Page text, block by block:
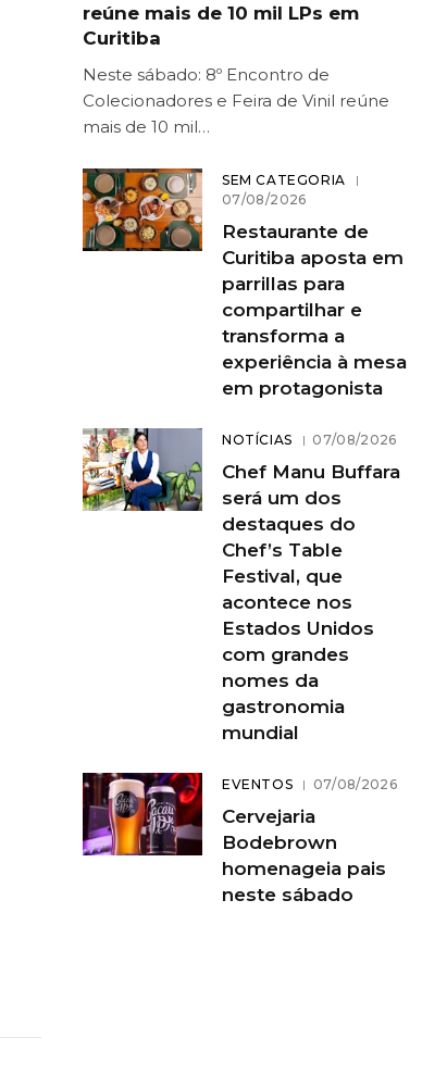
reúne mais de 10 mil LPs em
Curitiba
Neste sábado: 8º Encontro de
Colecionadores e Feira de Vinil reúne
mais de 10 mil…
SEM CATEGORIA
07/08/2026
Restaurante de
Curitiba aposta em
parrillas para
compartilhar e
transforma a
experiência à mesa
em protagonista
NOTÍCIAS 07/08/2026
Chef Manu Buffara
será um dos
destaques do
Chef’s Table
Festival, que
acontece nos
Estados Unidos
com grandes
nomes da
gastronomia
mundial
EVENTOS 07/08/2026
Cervejaria
Bodebrown
homenageia pais
neste sábado